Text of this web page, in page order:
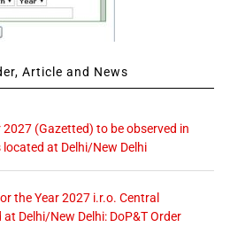
Article and News
(Gazetted) to be observed in
at Delhi/New Delhi
the Year 2027 i.r.o. Central
Delhi/New Delhi: DoP&T Order